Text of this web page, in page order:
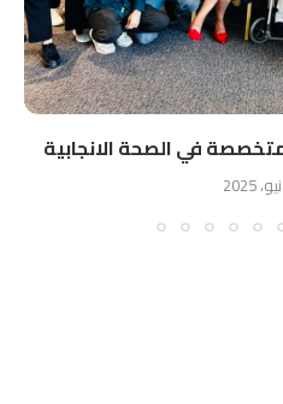
في الصحة الانجابية